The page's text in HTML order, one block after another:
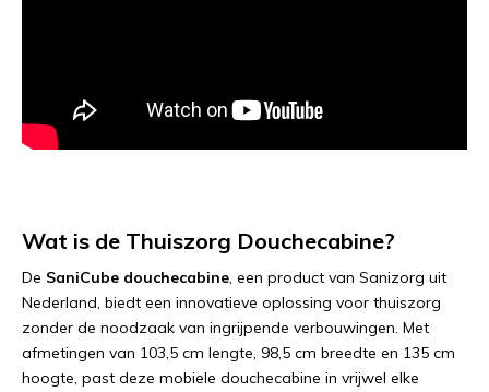
Wat is de Thuiszorg Douchecabine?
De SaniCube douchecabine, een product van Sanizorg uit
Nederland, biedt een innovatieve oplossing voor thuiszorg
zonder de noodzaak van ingrijpende verbouwingen. Met
afmetingen van 103,5 cm lengte, 98,5 cm breedte en 135 cm
hoogte, past deze mobiele douchecabine in vrijwel elke